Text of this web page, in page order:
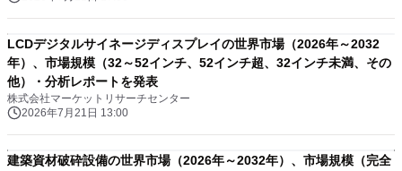
LCDデジタルサイネージディスプレイの世界市場（2026年～2032
年）、市場規模（32～52インチ、52インチ超、32インチ未満、その
他）・分析レポートを発表
株式会社マーケットリサーチセンター
2026年7月21日 13:00
建築資材破砕設備の世界市場（2026年～2032年）、市場規模（完全